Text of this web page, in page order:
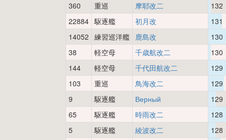
360
重巡 摩耶改二
132
22884 駆逐艦 初月改
131
14052 練習巡洋艦 鹿島改
130
38
軽空母 千歳航改二
130
144
軽空母 千代田航改二
129
103
重巡 鳥海改二
129
9
駆逐艦 Верный
129
65
駆逐艦 時雨改二
128
5
駆逐艦 綾波改二
128